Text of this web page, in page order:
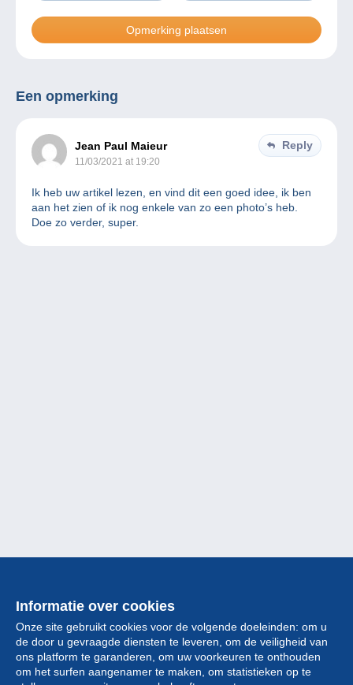
Een opmerking
Jean Paul Maieur
11/03/2021 at 19:20
Reply
Ik heb uw artikel lezen, en vind dit een goed idee, ik ben
aan het zien of ik nog enkele van zo een photo’s heb.
Doe zo verder, super.
Informatie over cookies
Onze site gebruikt cookies voor de volgende doeleinden: om u
de door u gevraagde diensten te leveren, om de veiligheid van
ons platform te garanderen, om uw voorkeuren te onthouden
om het surfen aangenamer te maken, om statistieken op te